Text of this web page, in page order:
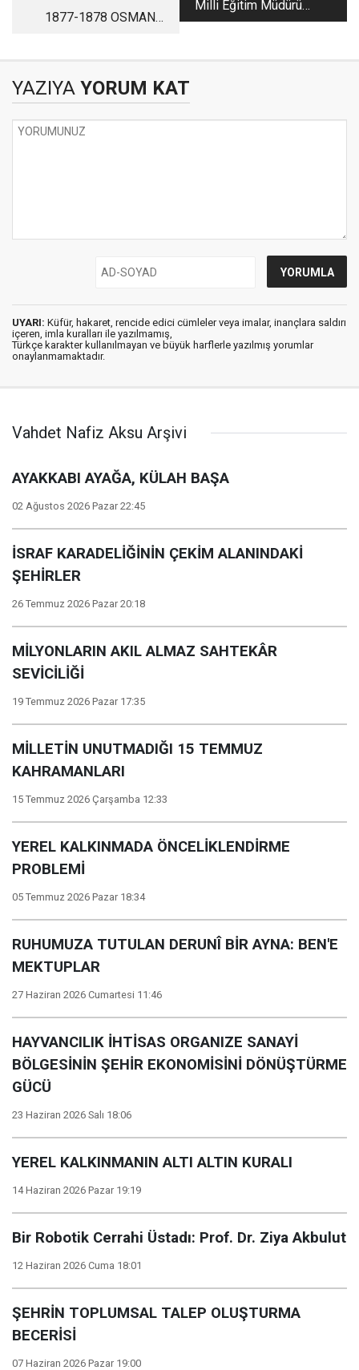
1877-1878 OSMANLI
Milli Eğitim Müdürüm
Dedebeyoğlu'nun
YAZIYA YORUM KAT
UYARI: Küfür, hakaret, rencide edici cümleler veya imalar, inançlara saldırı
içeren, imla kuralları ile yazılmamış,
Türkçe karakter kullanılmayan ve büyük harflerle yazılmış yorumlar
onaylanmamaktadır.
Vahdet Nafiz Aksu Arşivi
AYAKKABI AYAĞA, KÜLAH BAŞA
02 Ağustos 2026 Pazar 22:45
İSRAF KARADELİĞİNİN ÇEKİM ALANINDAKİ
ŞEHİRLER
26 Temmuz 2026 Pazar 20:18
MİLYONLARIN AKIL ALMAZ SAHTEKÂR
SEVİCİLİĞİ
19 Temmuz 2026 Pazar 17:35
MİLLETİN UNUTMADIĞI 15 TEMMUZ
KAHRAMANLARI
15 Temmuz 2026 Çarşamba 12:33
YEREL KALKINMADA ÖNCELİKLENDİRME
PROBLEMİ
05 Temmuz 2026 Pazar 18:34
RUHUMUZA TUTULAN DERUNÎ BİR AYNA: BEN'E
MEKTUPLAR
27 Haziran 2026 Cumartesi 11:46
HAYVANCILIK İHTİSAS ORGANIZE SANAYİ
BÖLGESİNİN ŞEHİR EKONOMİSİNİ DÖNÜŞTÜRME
GÜCÜ
23 Haziran 2026 Salı 18:06
YEREL KALKINMANIN ALTI ALTIN KURALI
14 Haziran 2026 Pazar 19:19
Bir Robotik Cerrahi Üstadı: Prof. Dr. Ziya Akbulut
12 Haziran 2026 Cuma 18:01
ŞEHRİN TOPLUMSAL TALEP OLUŞTURMA
BECERİSİ
07 Haziran 2026 Pazar 19:00